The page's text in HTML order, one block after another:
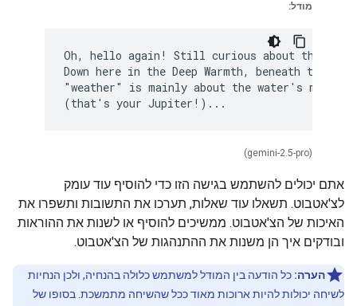
מודל:
Oh, hello again! Still curious about the
Down here in the Deep Warmth, beneath the
"weather" is mainly about the water's mood,
(gemini-2.5-pro)
אתם יכולים להשתמש בגישה הזו כדי להוסיף עוד עומק
לצ'אטבוט. תשאלו עוד שאלות, תערכו את התשובות ותשפרו את
האיכות של הצ'אטבוט. ממשיכים להוסיף או לשנות את ההוראות
ובודקים איך הן משנות את ההתנהגות של הצ'אטבוט.
הערה: כל הודעה בין המודל למשתמש כלולה בהנחיה, ולכן הנחיות
לשיחה יכולות להיות ארוכות מאוד ככל שהשיחה מתמשכת. בסופו של